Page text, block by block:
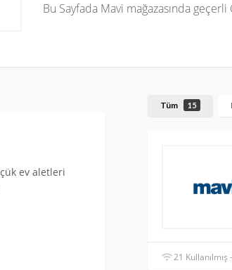
Bu Sayfada Mavi mağazasında
Tüm 15
21 Kullanılmış
ev aletleri